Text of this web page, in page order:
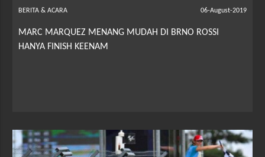
BERITA & ACARA 06-August-2019
MARC MARQUEZ MENANG MUDAH DI BRNO ROSSI
HANYA FINISH KEENAM